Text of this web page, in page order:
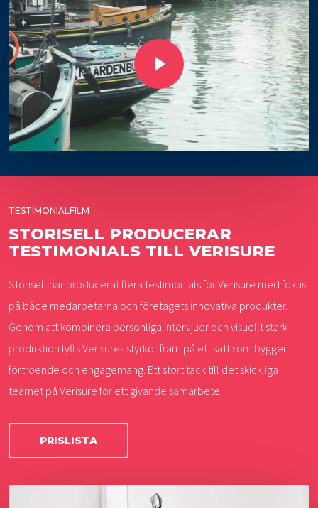
Play Video
TESTIMONIALFILM
STORISELL PRODUCERAR
TESTIMONIALS TILL VERISURE
Storisell har producerat flera testimonials för Verisure med fokus
på både medarbetarna och företagets innovativa produkter.
Genom att kombinera personliga intervjuer och visuellt stark
produktion lyfts Verisures styrkor fram på ett sätt som bygger
förtroende och engagemang. Ett stort tack till det skickliga
teamet på Verisure för ett givande samarbete.
PRISLISTA